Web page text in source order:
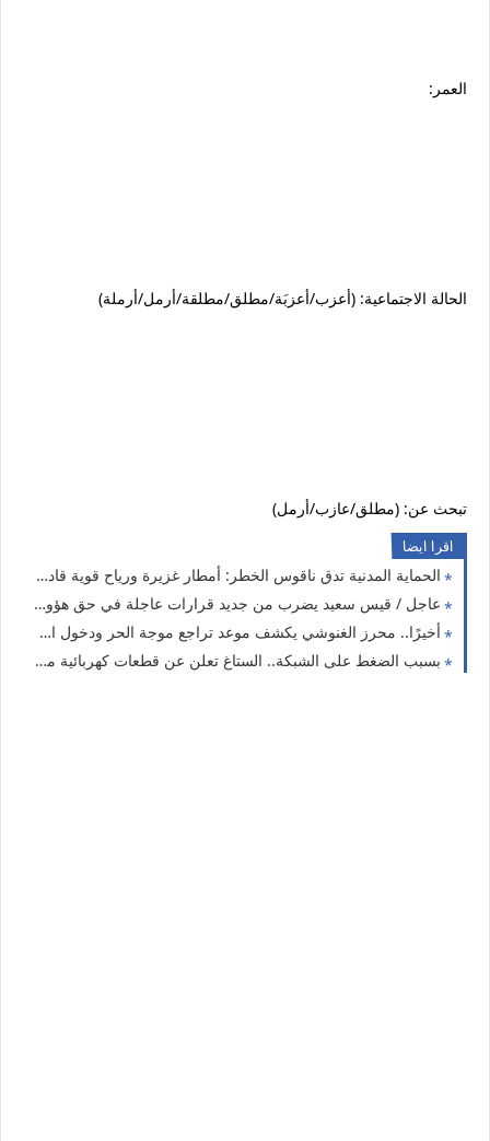
العمر:
الحالة الاجتماعية: (أعزب/أعزبَة/مطلق/مطلقة/أرمل/أرملة)
تبحث عن: (مطلق/عازب/أرمل)
اقرا ايضا
الحماية المدنية تدق ناقوس الخطر: أمطار غزيرة ورياح قوية قادمة الليلة تضرب 5 ولايات
عاجل / قيس سعيد يضرب من جديد قرارات عاجلة في حق هؤولاء
أخيرًا.. محرز الغنوشي يكشف موعد تراجع موجة الحر ودخول الأجواء المنعشة إلى تونس بداية من هذا التاريخ
بسبب الضغط على الشبكة.. الستاغ تعلن عن قطعات كهربائية متقطعة اليوم في هذه الولايات